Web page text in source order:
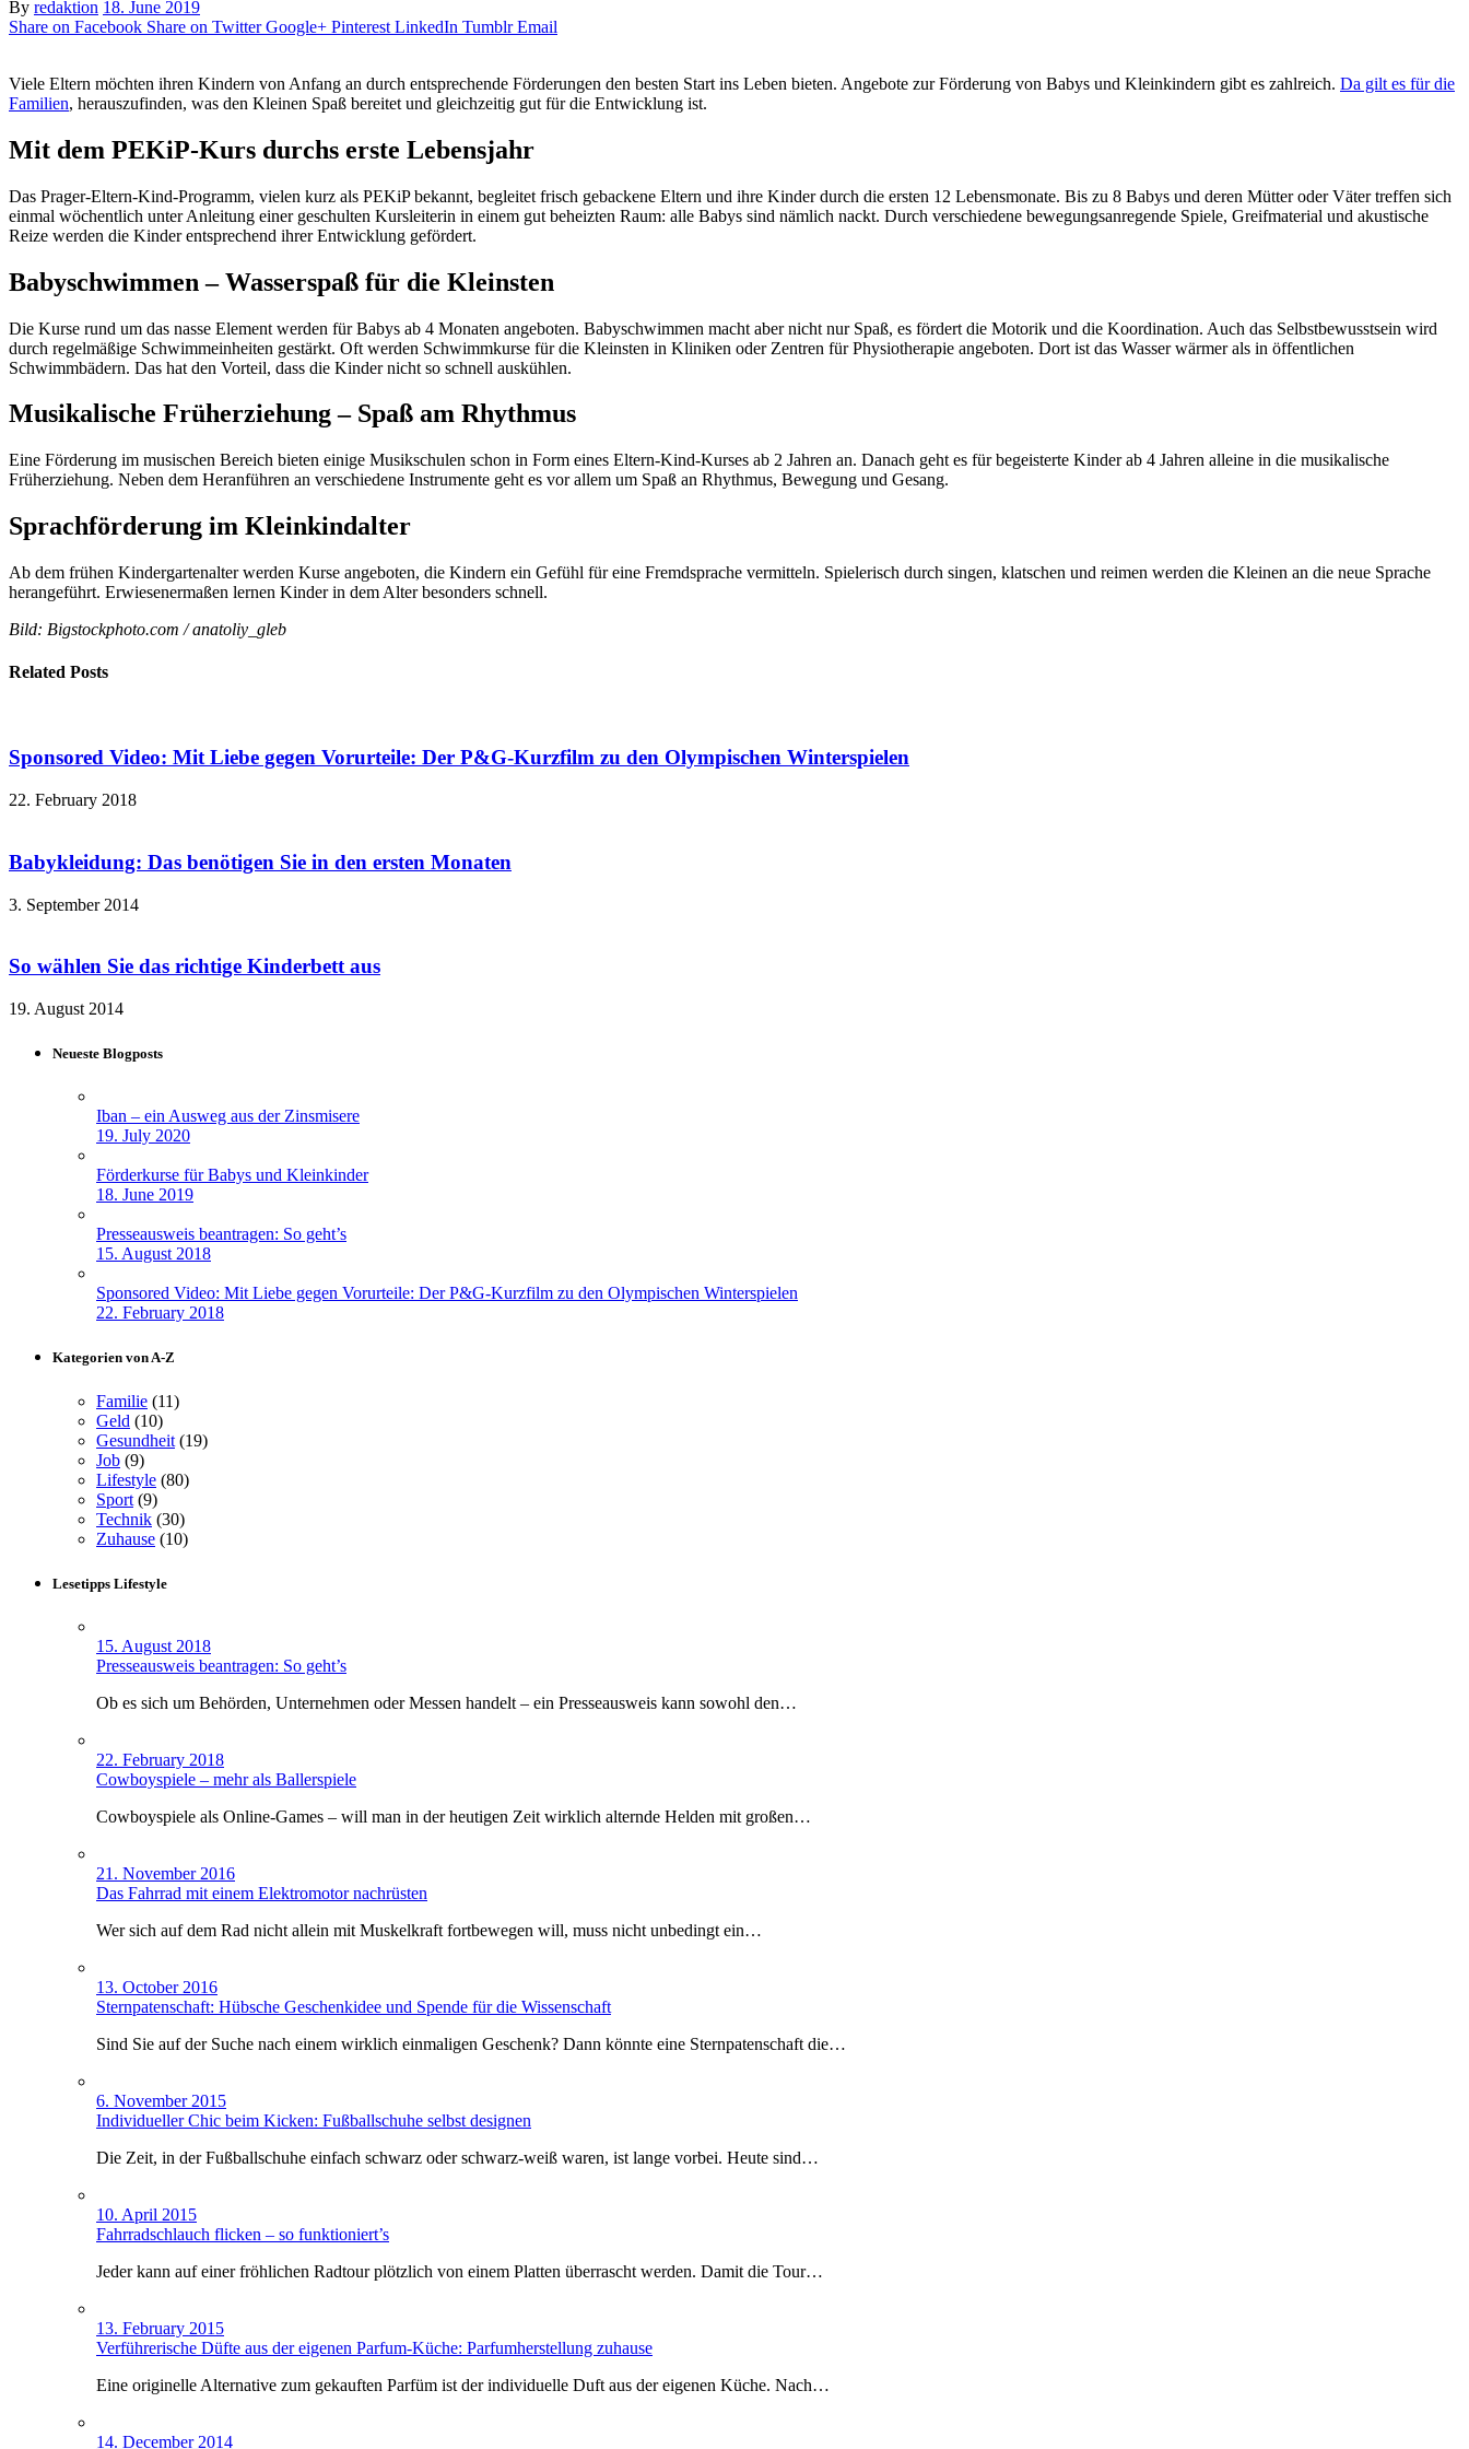
By redaktion 18. June 2019
Share on Facebook Share on Twitter Google+ Pinterest LinkedIn Tumblr Email
Viele Eltern möchten ihren Kindern von Anfang an durch entsprechende Förderungen den besten Start ins Leben bieten. Angebote zur Förderung von Babys und Kleinkindern gibt es zahlreich. Da gilt es für die
Familien, herauszufinden, was den Kleinen Spaß bereitet und gleichzeitig gut für die Entwicklung ist.
Mit dem PEKiP-Kurs durchs erste Lebensjahr
Das Prager-Eltern-Kind-Programm, vielen kurz als PEKiP bekannt, begleitet frisch gebackene Eltern und ihre Kinder durch die ersten 12 Lebensmonate. Bis zu 8 Babys und deren Mütter oder Väter treffen sich
einmal wöchentlich unter Anleitung einer geschulten Kursleiterin in einem gut beheizten Raum: alle Babys sind nämlich nackt. Durch verschiedene bewegungsanregende Spiele, Greifmaterial und akustische
Reize werden die Kinder entsprechend ihrer Entwicklung gefördert.
Babyschwimmen – Wasserspaß für die Kleinsten
Die Kurse rund um das nasse Element werden für Babys ab 4 Monaten angeboten. Babyschwimmen macht aber nicht nur Spaß, es fördert die Motorik und die Koordination. Auch das Selbstbewusstsein wird
durch regelmäßige Schwimmeinheiten gestärkt. Oft werden Schwimmkurse für die Kleinsten in Kliniken oder Zentren für Physiotherapie angeboten. Dort ist das Wasser wärmer als in öffentlichen
Schwimmbädern. Das hat den Vorteil, dass die Kinder nicht so schnell auskühlen.
Musikalische Früherziehung – Spaß am Rhythmus
Eine Förderung im musischen Bereich bieten einige Musikschulen schon in Form eines Eltern-Kind-Kurses ab 2 Jahren an. Danach geht es für begeisterte Kinder ab 4 Jahren alleine in die musikalische
Früherziehung. Neben dem Heranführen an verschiedene Instrumente geht es vor allem um Spaß an Rhythmus, Bewegung und Gesang.
Sprachförderung im Kleinkindalter
Ab dem frühen Kindergartenalter werden Kurse angeboten, die Kindern ein Gefühl für eine Fremdsprache vermitteln. Spielerisch durch singen, klatschen und reimen werden die Kleinen an die neue Sprache
herangeführt. Erwiesenermaßen lernen Kinder in dem Alter besonders schnell.
Bild: Bigstockphoto.com / anatoliy_gleb
Related Posts
Sponsored Video: Mit Liebe gegen Vorurteile: Der P&G-Kurzfilm zu den Olympischen Winterspielen
22. February 2018
Babykleidung: Das benötigen Sie in den ersten Monaten
3. September 2014
So wählen Sie das richtige Kinderbett aus
19. August 2014
Neueste Blogposts
Iban – ein Ausweg aus der Zinsmisere
19. July 2020
Förderkurse für Babys und Kleinkinder
18. June 2019
Presseausweis beantragen: So geht’s
15. August 2018
Sponsored Video: Mit Liebe gegen Vorurteile: Der P&G-Kurzfilm zu den Olympischen Winterspielen
22. February 2018
Kategorien von A-Z
Familie (11)
Geld (10)
Gesundheit (19)
Job (9)
Lifestyle (80)
Sport (9)
Technik (30)
Zuhause (10)
Lesetipps Lifestyle
15. August 2018
Presseausweis beantragen: So geht’s
Ob es sich um Behörden, Unternehmen oder Messen handelt – ein Presseausweis kann sowohl den…
22. February 2018
Cowboyspiele – mehr als Ballerspiele
Cowboyspiele als Online-Games – will man in der heutigen Zeit wirklich alternde Helden mit großen…
21. November 2016
Das Fahrrad mit einem Elektromotor nachrüsten
Wer sich auf dem Rad nicht allein mit Muskelkraft fortbewegen will, muss nicht unbedingt ein…
13. October 2016
Sternpatenschaft: Hübsche Geschenkidee und Spende für die Wissenschaft
Sind Sie auf der Suche nach einem wirklich einmaligen Geschenk? Dann könnte eine Sternpatenschaft die…
6. November 2015
Individueller Chic beim Kicken: Fußballschuhe selbst designen
Die Zeit, in der Fußballschuhe einfach schwarz oder schwarz-weiß waren, ist lange vorbei. Heute sind…
10. April 2015
Fahrradschlauch flicken – so funktioniert’s
Jeder kann auf einer fröhlichen Radtour plötzlich von einem Platten überrascht werden. Damit die Tour…
13. February 2015
Verführerische Düfte aus der eigenen Parfum-Küche: Parfumherstellung zuhause
Eine originelle Alternative zum gekauften Parfüm ist der individuelle Duft aus der eigenen Küche. Nach…
14. December 2014